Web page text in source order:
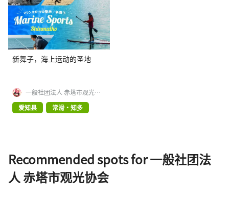
新舞子，海上运动的圣地
一般社团法人 赤塔市观光协
爱知县
常滑・知多
Recommended spots for 一般社团法
人 赤塔市观光协会